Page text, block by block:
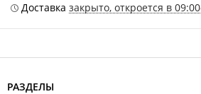
Доставка закрыто, откроется в 09:00
РАЗДЕЛЫ